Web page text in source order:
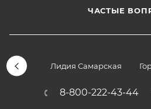
ЧАСТЫЕ
Лидия Самарская
8-800-222-43-44